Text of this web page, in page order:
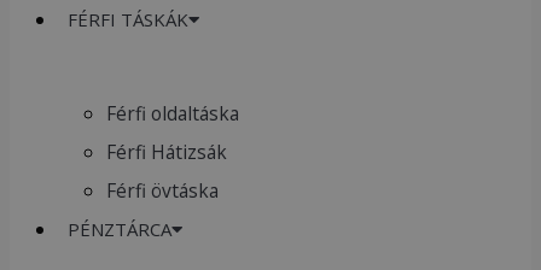
FÉRFI TÁSKÁK
Férfi oldaltáska
Férfi Hátizsák
Férfi övtáska
PÉNZTÁRCA